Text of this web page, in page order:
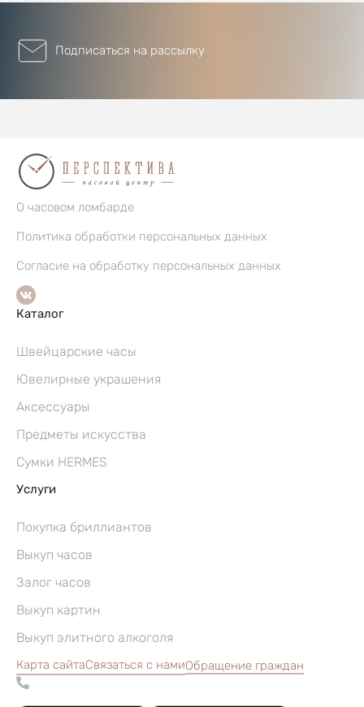
Подписаться на рассылку
О часовом ломбарде
Политика обработки персональных данных
Согласие на обработку персональных данных
Каталог
Швейцарские часы
Ювелирные украшения
Аксессуары
Предметы искусства
Сумки HERMES
Услуги
Покупка бриллиантов
Выкуп часов
Залог часов
Выкуп картин
Выкуп элитного алкоголя
Карта сайтаСвязаться с намиОбращение граждан